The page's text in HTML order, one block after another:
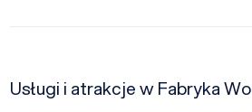
Usługi i atrakcje w Fabryka